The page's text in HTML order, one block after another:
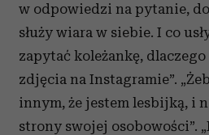
w odpowiedzi na pytanie,
służy wiara w siebie. I co
zapytać koleżankę, dlaczego
zdjęcia na Instagramie”.
innym, że jestem lesbijką, i
strony swojej osobowości”.